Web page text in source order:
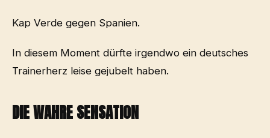
Kap Verde gegen Spanien.
In diesem Moment dürfte irgendwo ein deutsches
Trainerherz leise gejubelt haben.
DIE WAHRE SENSATION